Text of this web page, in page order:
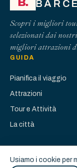
B.
Scopri i migliori
selezionati dai
migliori attrazioni
GUIDA
Pianifica il viaggio
Attrazioni
Tour e Attività
La città
Usiamo i cookie per